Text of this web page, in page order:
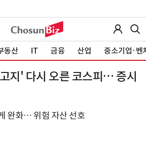
동산 IT 금융 산업 중소기업·벤
지' 다시 오른 코스피… 증시
완화… 위험 자산 선호